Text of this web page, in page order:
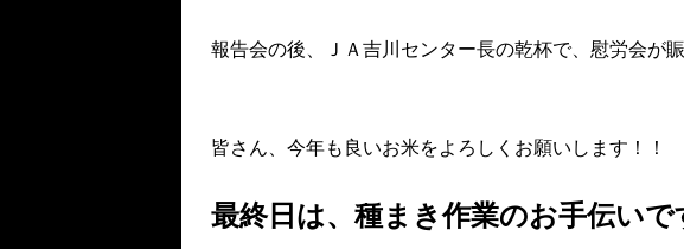
報告会の後、ＪＡ吉川センター長の乾杯で、慰労会が
皆さん、今年も良いお米をよろしくお願いします！！
最終日は、種まき作業のお手伝いで